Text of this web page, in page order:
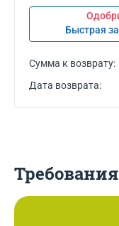
Быстрая
Сумма к возврату:
Дата возврата: